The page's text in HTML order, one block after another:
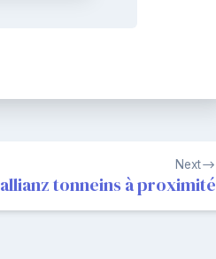
Next
allianz tonneins à proximité